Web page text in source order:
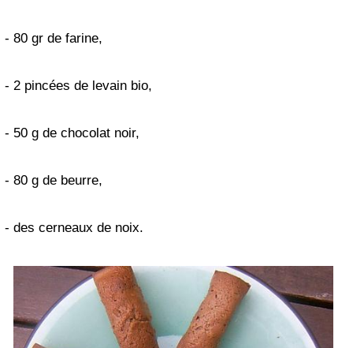
- 80 gr de farine,
- 2 pincées de levain bio,
- 50 g de chocolat noir,
- 80 g de beurre,
- des cerneaux de noix.